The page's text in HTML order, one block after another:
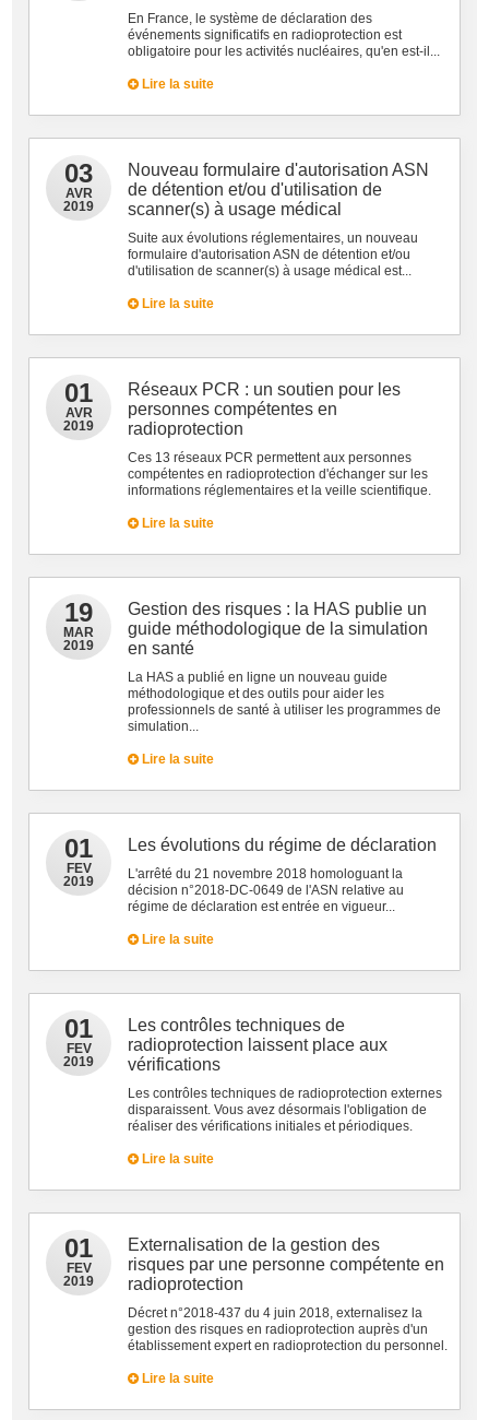
En France, le système de déclaration des
événements significatifs en radioprotection est
obligatoire pour les activités nucléaires, qu'en est-il...
Lire la suite
03
AVR
2019
Nouveau formulaire d'autorisation ASN
de détention et/ou d'utilisation de
scanner(s) à usage médical
Suite aux évolutions réglementaires, un nouveau
formulaire d'autorisation ASN de détention et/ou
d'utilisation de scanner(s) à usage médical est...
Lire la suite
01
AVR
2019
Réseaux PCR : un soutien pour les
personnes compétentes en
radioprotection
Ces 13 réseaux PCR permettent aux personnes
compétentes en radioprotection d'échanger sur les
informations réglementaires et la veille scientifique.
Lire la suite
19
MAR
2019
Gestion des risques : la HAS publie un
guide méthodologique de la simulation
en santé
La HAS a publié en ligne un nouveau guide
méthodologique et des outils pour aider les
professionnels de santé à utiliser les programmes de
simulation...
Lire la suite
01
FEV
2019
Les évolutions du régime de déclaration
L'arrêté du 21 novembre 2018 homologuant la
décision n°2018-DC-0649 de l'ASN relative au
régime de déclaration est entrée en vigueur...
Lire la suite
01
FEV
2019
Les contrôles techniques de
radioprotection laissent place aux
vérifications
Les contrôles techniques de radioprotection externes
disparaissent. Vous avez désormais l'obligation de
réaliser des vérifications initiales et périodiques.
Lire la suite
01
FEV
2019
Externalisation de la gestion des
risques par une personne compétente en
radioprotection
Décret n°2018-437 du 4 juin 2018, externalisez la
gestion des risques en radioprotection auprès d'un
établissement expert en radioprotection du personnel.
Lire la suite